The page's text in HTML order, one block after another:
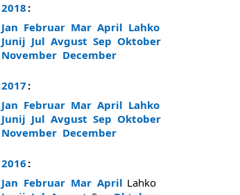
2018 :
Jan Februar Mar April Lahko
Junij Jul Avgust Sep Oktober
November December
2017 :
Jan Februar Mar April Lahko
Junij Jul Avgust Sep Oktober
November December
2016 :
Jan Februar Mar April Lahko